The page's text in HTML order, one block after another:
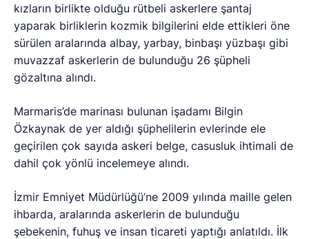
kızların birlikte olduğu rütbeli askerlere şantaj
yaparak birliklerin kozmik bilgilerini elde ettikleri öne
sürülen aralarında albay, yarbay, binbaşı yüzbaşı gibi
muvazzaf askerlerin de bulunduğu 26 şüpheli
gözaltına alındı.
Marmaris’de marinası bulunan işadamı Bilgin
Özkaynak de yer aldığı şüphelilerin evlerinde ele
geçirilen çok sayıda askeri belge, casusluk ihtimali de
dahil çok yönlü incelemeye alındı.
İzmir Emniyet Müdürlüğü’ne 2009 yılında maille gelen
ihbarda, aralarında askerlerin de bulunduğu
şebekenin, fuhuş ve insan ticareti yaptığı anlatıldı. İlk